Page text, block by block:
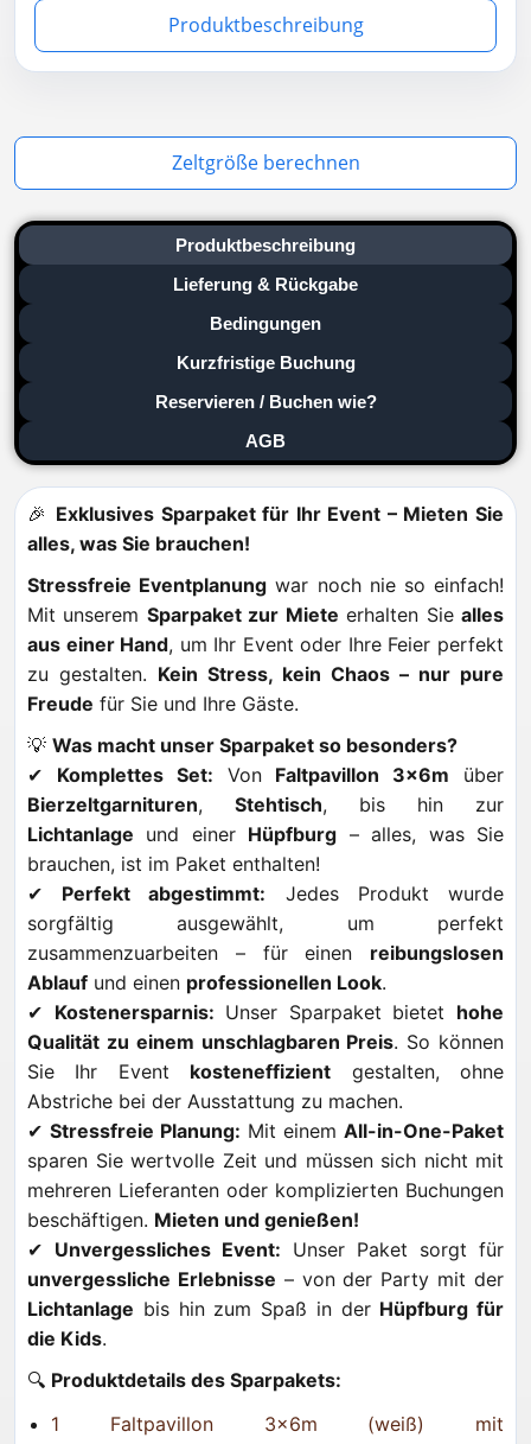
Produktbeschreibung
Zeltgröße berechnen
Produktbeschreibung
Lieferung & Rückgabe
Bedingungen
Kurzfristige Buchung
Reservieren / Buchen wie?
AGB
🎉 Exklusives Sparpaket für Ihr Event – Mieten Sie
alles, was Sie brauchen!
Stressfreie Eventplanung war noch nie so einfach!
Mit unserem Sparpaket zur Miete erhalten Siealles
aus einer Hand, um Ihr Event oder Ihre Feier perfekt
zu gestalten. Kein Stress, kein Chaos – nur pure
Freude für Sie und Ihre Gäste.
💡 Was macht unser Sparpaket so besonders?
✔ Komplettes Set: Von Faltpavillon 3x6m über
Bierzeltgarnituren, Stehtisch, bis hin zur
Lichtanlage und einer Hüpfburg – alles, was Sie
brauchen, ist im Paket enthalten!
✔ Perfekt abgestimmt: Jedes Produkt wurde
sorgfältig ausgewählt, um perfekt
zusammenzuarbeiten – für einen reibungslosen
Ablauf und einen professionellen Look.
✔ Kostenersparnis: Unser Sparpaket bietet hohe
Qualität zu einem unschlagbaren Preis. So können
Sie Ihr Event kosteneffizient gestalten, ohne
Abstriche bei der Ausstattung zu machen.
✔ Stressfreie Planung: Mit einem All-in-One-Paket
sparen Sie wertvolle Zeit und müssen sich nicht mit
mehreren Lieferanten oder komplizierten Buchungen
beschäftigen. Mieten und genießen!
✔ Unvergessliches Event: Unser Paket sorgt für
unvergessliche Erlebnisse – von der Party mit der
Lichtanlage bis hin zum Spaß in der Hüpfburg für
die Kids.
🔍 Produktdetails des Sparpakets:
1 Faltpavillon 3x6m (weiß) mit